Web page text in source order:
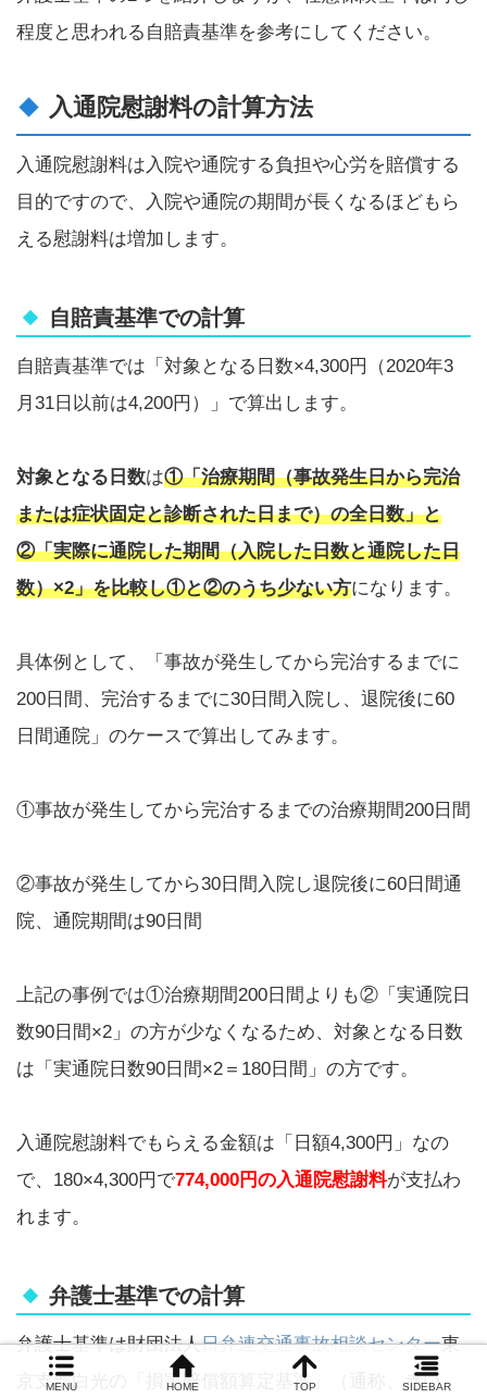
程度と思われる自賠責基準を参考にしてください。
入通院慰謝料の計算方法
入通院慰謝料は入院や通院する負担や心労を賠償する
目的ですので、入院や通院の期間が長くなるほどもら
える慰謝料は増加します。
自賠責基準での計算
自賠責基準では「対象となる日数×4,300円（2020年3
月31日以前は4,200円）」で算出します。
対象となる日数は①「治療期間（事故発生日から完治
または症状固定と診断された日まで）の全日数」と
②「実際に通院した期間（入院した日数と通院した日
数）×2」を比較し①と②のうち少ない方になります。
具体例として、「事故が発生してから完治するまでに
200日間、完治するまでに30日間入院し、退院後に60
日間通院」のケースで算出してみます。
①事故が発生してから完治するまでの治療期間200日間
②事故が発生してから30日間入院し退院後に60日間通
院、通院期間は90日間
上記の事例では①治療期間200日間よりも②「実通院日
数90日間×2」の方が少なくなるため、対象となる日数
は「実通院日数90日間×2＝180日間」の方です。
入通院慰謝料でもらえる金額は「日額4,300円」なの
で、180×4,300円で774,000円の入通院慰謝料が支払わ
れます。
弁護士基準での計算
弁護士基準は財団法人日弁連交通事故相談センター東
京支部白光の「損害賠償額算定基準」（通称、赤い
MENU HOME TOP SIDEBAR